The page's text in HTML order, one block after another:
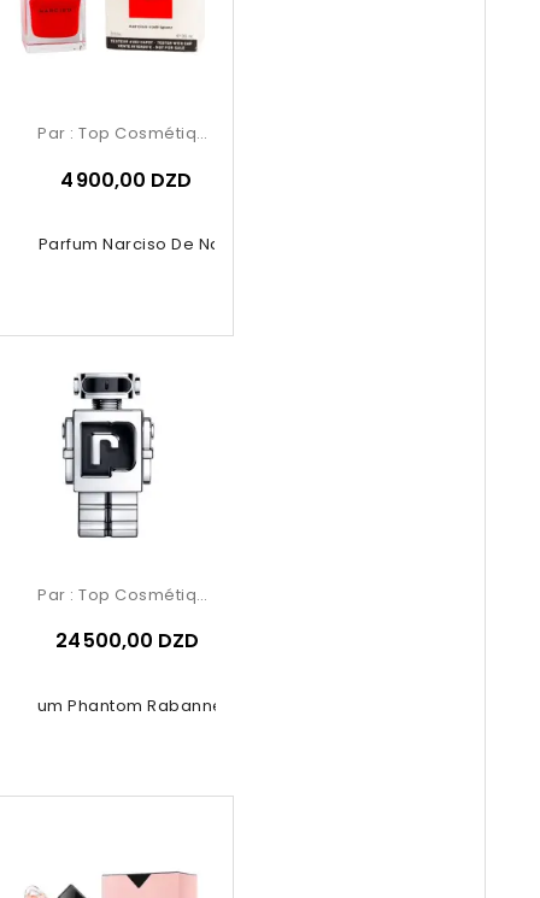
De Parfum Narciso De Narciso...
Par : Top Cosmétiques
4 900,00 DZD
Phantom Rabanne The New...
Par : Top Cosmétiques
24 500,00 DZD